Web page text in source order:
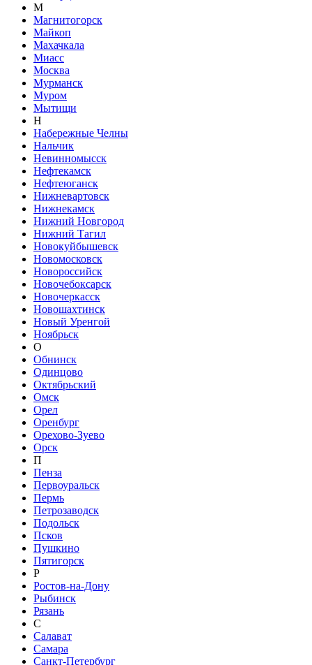
М
Магнитогорск
Майкоп
Махачкала
Миасс
Москва
Мурманск
Муром
Мытищи
Н
Набережные Челны
Нальчик
Невинномысск
Нефтекамск
Нефтеюганск
Нижневартовск
Нижнекамск
Нижний Новгород
Нижний Тагил
Новокуйбышевск
Новомосковск
Новороссийск
Новочебоксарск
Новочеркасск
Новошахтинск
Новый Уренгой
Ноябрьск
О
Обнинск
Одинцово
Октябрьский
Омск
Орел
Оренбург
Орехово-Зуево
Орск
П
Пенза
Первоуральск
Пермь
Петрозаводск
Подольск
Псков
Пушкино
Пятигорск
Р
Ростов-на-Дону
Рыбинск
Рязань
С
Салават
Самара
Санкт-Петербург